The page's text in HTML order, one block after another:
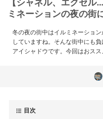
【シャネル、エクセ
ミネーションの夜の
冬の夜の街中はイルミネーショ
していますね。そんな街中にも
アイシャドウです。今回はおス
目次